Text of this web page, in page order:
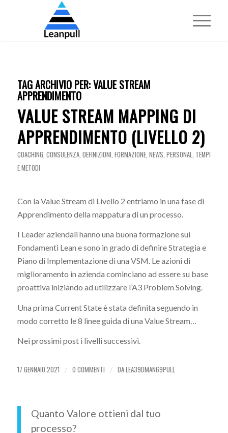
TAG ARCHIVIO PER:VALUE STREAM
APPRENDIMENTO
VALUE STREAM MAPPING DI
APPRENDIMENTO (LIVELLO 2)
COACHING, CONSULENZA, DEFINIZIONI, FORMAZIONE, NEWS, PERSONAL, TEMPI
E METODI
Con la Value Stream di Livello 2 entriamo in una fase di
Apprendimento della mappatura di un processo.
I Leader aziendali hanno una buona formazione sui
Fondamenti Lean e sono in grado di definire Strategia e
Piano di Implementazione di una VSM. Le azioni di
miglioramento in azienda cominciano ad essere su base
proattiva iniziando ad utilizzare l’A3 Problem Solving.
Una prima Current State è stata definita seguendo in
modo corretto le 8 linee guida di una Value Stream…
Nei prossimi post i livelli successivi.
17 GENNAIO 2021 / 0 COMMENTI / DALEA39DMAN69PULL
Quanto Valore ottieni dal tuo
processo?